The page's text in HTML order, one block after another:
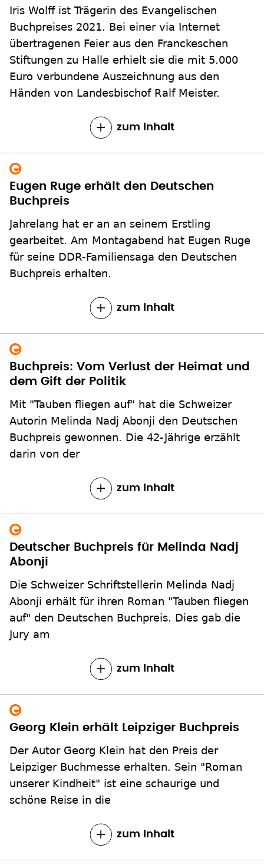
Iris Wolff ist Trägerin des Evangelischen
Buchpreises 2021. Bei einer via Internet
übertragenen Feier aus den Franckeschen
Stiftungen zu Halle erhielt sie die mit 5.000
Euro verbundene Auszeichnung aus den
Händen von Landesbischof Ralf Meister.
zum Inhalt
Eugen Ruge erhält den Deutschen
Buchpreis
Jahrelang hat er an an seinem Erstling
gearbeitet. Am Montagabend hat Eugen Ruge
für seine DDR-Familiensaga den Deutschen
Buchpreis erhalten.
zum Inhalt
Buchpreis: Vom Verlust der Heimat und
dem Gift der Politik
Mit "Tauben fliegen auf" hat die Schweizer
Autorin Melinda Nadj Abonji den Deutschen
Buchpreis gewonnen. Die 42-Jährige erzählt
darin von der
zum Inhalt
Deutscher Buchpreis für Melinda Nadj
Abonji
Die Schweizer Schriftstellerin Melinda Nadj
Abonji erhält für ihren Roman "Tauben fliegen
auf" den Deutschen Buchpreis. Dies gab die
Jury am
zum Inhalt
Georg Klein erhält Leipziger Buchpreis
Der Autor Georg Klein hat den Preis der
Leipziger Buchmesse erhalten. Sein "Roman
unserer Kindheit" ist eine schaurige und
schöne Reise in die
zum Inhalt